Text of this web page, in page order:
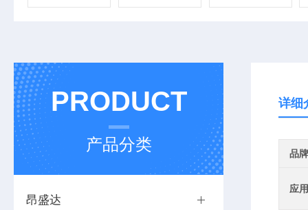
PRODUCT
产品分类
昂盛达
详细
品牌
应